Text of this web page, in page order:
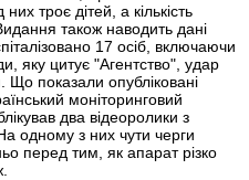
троє дітей, а кількість
також наводить дані
17 осіб, включаючи
яку цитує "Агентство", удар
Що показали опубліковані
моніторинговий
два відеоролики з
одному з них чути черги
перед тим, як апарат різко